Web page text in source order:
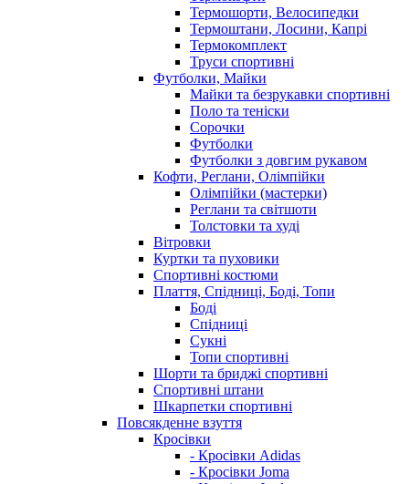
Термошорти, Велосипедки
Термоштани, Лосини, Капрі
Термокомплект
Труси спортивні
Футболки, Майки
Майки та безрукавки спортивні
Поло та теніски
Сорочки
Футболки
Футболки з довгим рукавом
Кофти, Реглани, Олімпійки
Олімпійки (мастерки)
Реглани та світшоти
Толстовки та худі
Вітровки
Куртки та пуховики
Спортивні костюми
Плаття, Спідниці, Боді, Топи
Боді
Спідниці
Сукні
Топи спортивні
Шорти та бриджі спортивні
Спортивні штани
Шкарпетки спортивні
Повсякденне взуття
Кросівки
- Кросівки Adidas
- Кросівки Joma